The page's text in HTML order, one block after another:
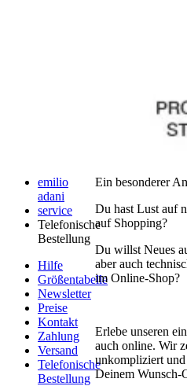
emilio
adani
service
Telefonische
Bestellung
Hilfe
Größentabelle
Newsletter
Preise
Kontakt
Zahlung
Versand
Telefonische
Bestellung
Ein besonderer
Du hast Lust auf
auf Shopping?
Du willst Neues
aber auch
im Online-Shop?
Erlebe unseren
auch online. Wir
unkompliziert
Deinem Wunsch-